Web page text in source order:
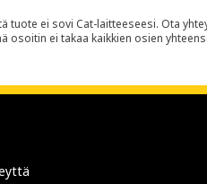
ei sovi Cat-laitteeseesi. Ota
osoitin ei takaa kaikkien osien